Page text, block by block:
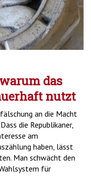
das
nutzt
an die Macht
die Republikaner,
am
haben, lässt
Man schwächt den
für